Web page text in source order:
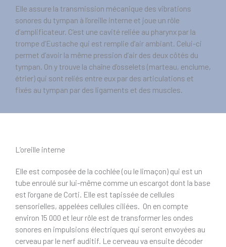
Elle assure la transmission mécanique des vibrations
sonores du tympan à l’oreille interne et joue un rôle
d’amplificateur. C’est une cavité reliée au pharynx par la
trompe d’Eustache qui est remplie d’air ambiant. Celui-ci
permet d’avoir la même pression d’air des deux côtés du
tympan. On y trouve la chaîne d’osselets (marteau, enclume,
étrier) qui sont reliés entre eux par des articulations et
fixés au tympan par des ligaments et des muscles.
L’oreille interne
Elle est composée de la cochlée (ou le limaçon) qui est un
tube enroulé sur lui-même comme un escargot dont la base
est l’organe de Corti. Elle est tapissée de cellules
sensorielles, appelées cellules ciliées. On en compte
environ 15 000 et leur rôle est de transformer les ondes
sonores en impulsions électriques qui seront envoyées au
cerveau par le nerf auditif. Le cerveau va ensuite décoder